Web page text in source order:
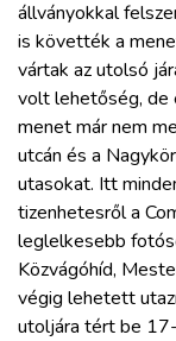
állványokkal
is követték a
vártak az utolsó
volt lehetőség, de
menet már nem
utcán és a
utasokat. Itt
tizenhetesről a
leglelkesebb
Közvágóhíd,
végig lehetett
utoljára tért be